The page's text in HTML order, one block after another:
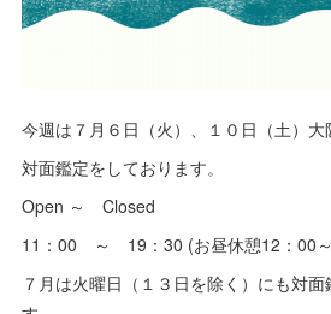
今週は７月６日（火）、１０日（土）大
対面鑑定をしております。
Open ～ Closed
11：00 ～ 19：30 (お昼休憩12：00～
７月は火曜日（１３日を除く）にも対